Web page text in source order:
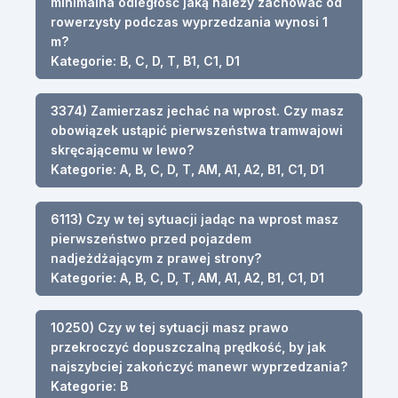
rowerzysty podczas wyprzedzania wynosi 1
m?
Kategorie: B, C, D, T, B1, C1, D1
3374) Zamierzasz jechać na wprost. Czy masz
obowiązek ustąpić pierwszeństwa tramwajowi
skręcającemu w lewo?
Kategorie: A, B, C, D, T, AM, A1, A2, B1, C1, D1
6113) Czy w tej sytuacji jadąc na wprost masz
pierwszeństwo przed pojazdem
nadjeżdżającym z prawej strony?
Kategorie: A, B, C, D, T, AM, A1, A2, B1, C1, D1
10250) Czy w tej sytuacji masz prawo
przekroczyć dopuszczalną prędkość, by jak
najszybciej zakończyć manewr wyprzedzania?
Kategorie: B